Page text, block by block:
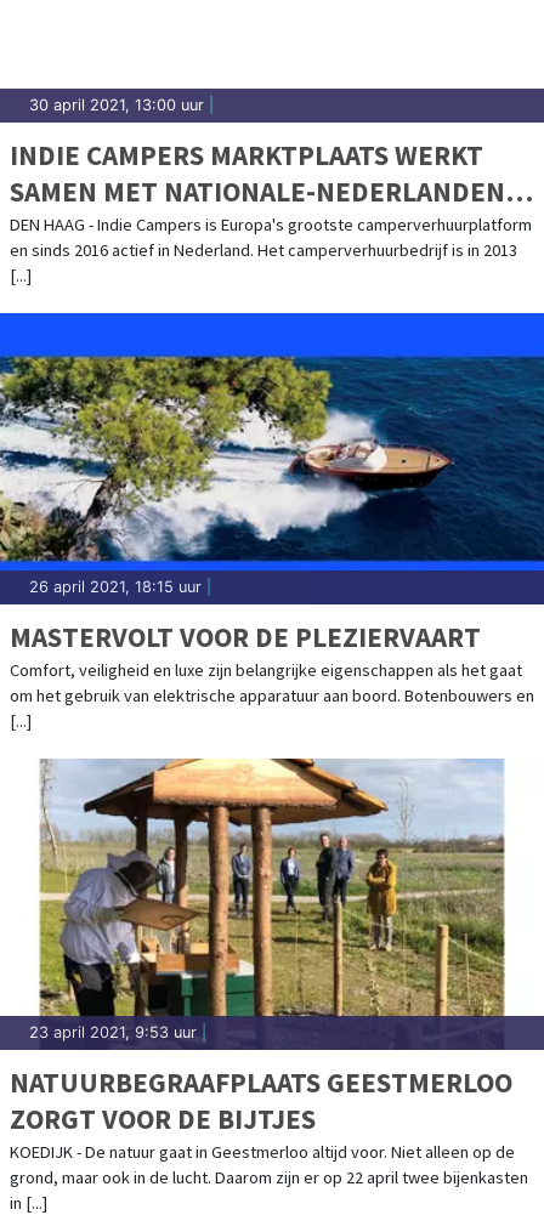
30 april 2021, 13:00 uur
INDIE CAMPERS MARKTPLAATS WERKT
SAMEN MET NATIONALE-NEDERLANDEN
MEE AAN CAMPER DEKKING
DEN HAAG - Indie Campers is Europa's grootste camperverhuurplatform
en sinds 2016 actief in Nederland. Het camperverhuurbedrijf is in 2013
[...]
26 april 2021, 18:15 uur
MASTERVOLT VOOR DE PLEZIERVAART
Comfort, veiligheid en luxe zijn belangrijke eigenschappen als het gaat
om het gebruik van elektrische apparatuur aan boord. Botenbouwers en
[...]
23 april 2021, 9:53 uur
NATUURBEGRAAFPLAATS GEESTMERLOO
ZORGT VOOR DE BIJTJES
KOEDIJK - De natuur gaat in Geestmerloo altijd voor. Niet alleen op de
grond, maar ook in de lucht. Daarom zijn er op 22 april twee bijenkasten
in [...]